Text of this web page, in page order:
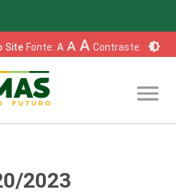
Site Fonte: A A A Contraste: brightness_6
menu
2023